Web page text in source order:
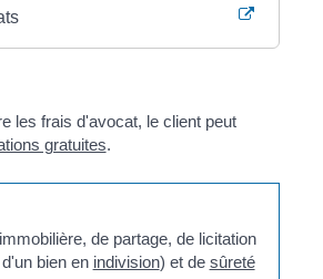
les frais d'avocat, le client peut
gratuites.
de partage, de licitation
bien en indivision) et de sûreté